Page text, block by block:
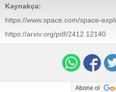
Kaynakça:
https://www.space.com/space-
https://arxiv.org/pdf/2412.12140
Abone ol